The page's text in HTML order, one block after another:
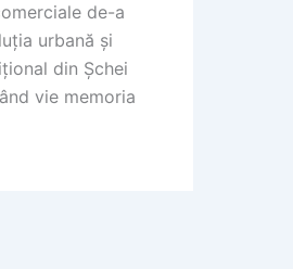
de-a
urbană și
din Șchei
vie memoria